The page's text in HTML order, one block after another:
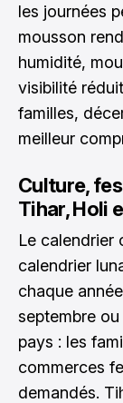
les journées
mousson
humidité,
visibilité
familles,
meilleur
Culture,
Tihar, Holi
Le calendrier
calendrier
chaque
septembre
pays : les
commerces
demandés.